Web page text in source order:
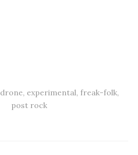
drone, experimental, freak-folk,
post rock